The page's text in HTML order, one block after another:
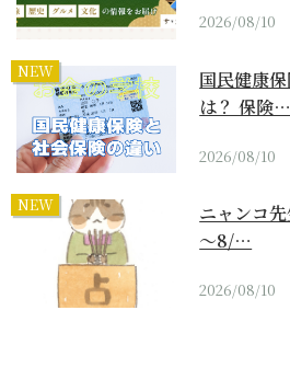
2026/08/10
NEW
国民健康
は？ 保険…
2026/08/10
NEW
ニャンコ
～8/…
2026/08/10